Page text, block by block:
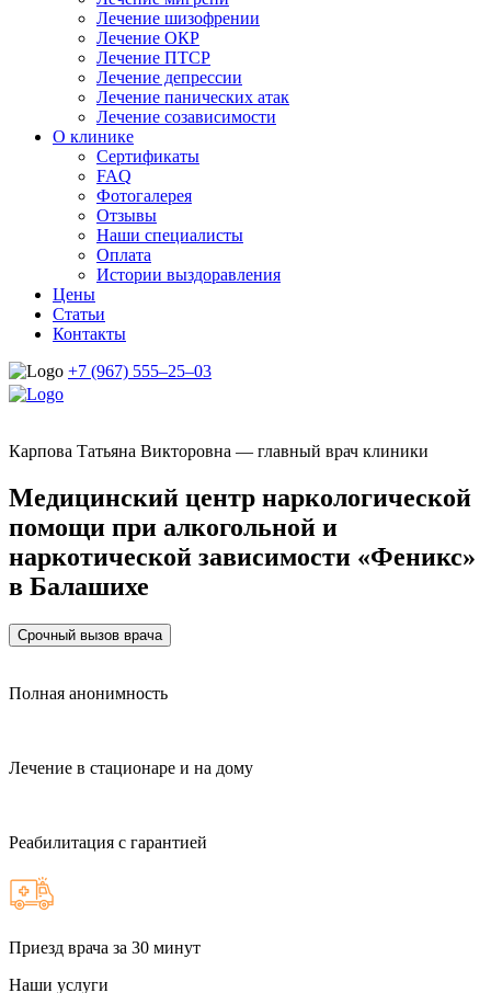
Лечение шизофрении
Лечение ОКР
Лечение ПТСР
Лечение депрессии
Лечение панических атак
Лечение созависимости
О клинике
Сертификаты
FAQ
Фотогалерея
Отзывы
Наши специалисты
Оплата
Истории выздоравления
Цены
Статьи
Контакты
+7 (967) 555–25–03
Карпова Татьяна Викторовна — главный врач клиники
Медицинский центр наркологической
помощи при алкогольной и
наркотической зависимости «Феникс»
в Балашихе
Срочный вызов врача
Полная анонимность
Лечение в стационаре и на дому
Реабилитация с гарантией
Приезд врача за 30 минут
Наши услуги